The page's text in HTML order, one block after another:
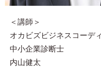
＜講師＞
オカビズビジネスコーデ
中小企業診断士
内山健太